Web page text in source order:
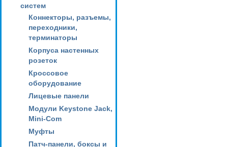
систем
Коннекторы, разъемы,
переходники,
терминаторы
Корпуса настенных
розеток
Кроссовое
оборудование
Лицевые панели
Модули Keystone Jack,
Mini-Com
Муфты
Патч-панели, боксы и